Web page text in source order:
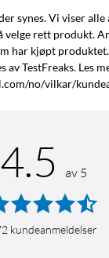
synes. Vi viser
velge rett produkt.
har kjøpt
av TestFreaks. Les
no/vilkar/
4.5 av 5
kundeanmeldelser